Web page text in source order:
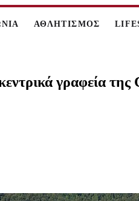
ΑΘΛΗΤΙΣΜΟΣ
γραφεία της